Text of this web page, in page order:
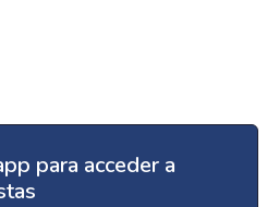
para acceder a